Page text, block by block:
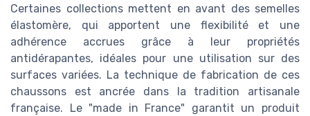
Certaines collections mettent en avant des semelles
élastomère, qui apportent une flexibilité et une
adhérence accrues grâce à leur propriétés
antidérapantes, idéales pour une utilisation sur des
surfaces variées. La technique de fabrication de ces
chaussons est ancrée dans la tradition artisanale
française. Le "made in France" garantit un produit